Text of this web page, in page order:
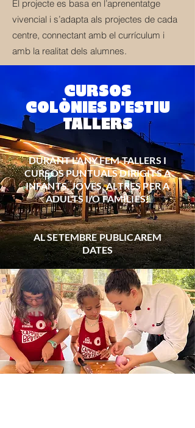
El projecte es basa en l’aprenentatge
vivencial i s’adapta als projectes de cada
centre, connectant amb el currículum i
amb la realitat dels alumnes.
CURSOS
COLÒNIES D'ESTIU
TALLERS
DURANT L'ANY FEM TALLERS I
CURSOS PUNTUALS DIRIGITS A
INFANTS, JOVES, ALTRES PER A
ADULTS I/O FAMÍLIES!
AL SETEMBRE PUBLICAREM
DATES